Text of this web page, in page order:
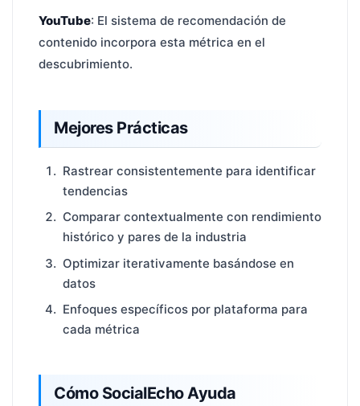
YouTube: El sistema de recomendación de
contenido incorpora esta métrica en el
descubrimiento.
Mejores Prácticas
Rastrear consistentemente para identificar
tendencias
Comparar contextualmente con rendimiento
histórico y pares de la industria
Optimizar iterativamente basándose en
datos
Enfoques específicos por plataforma para
cada métrica
Cómo SocialEcho Ayuda